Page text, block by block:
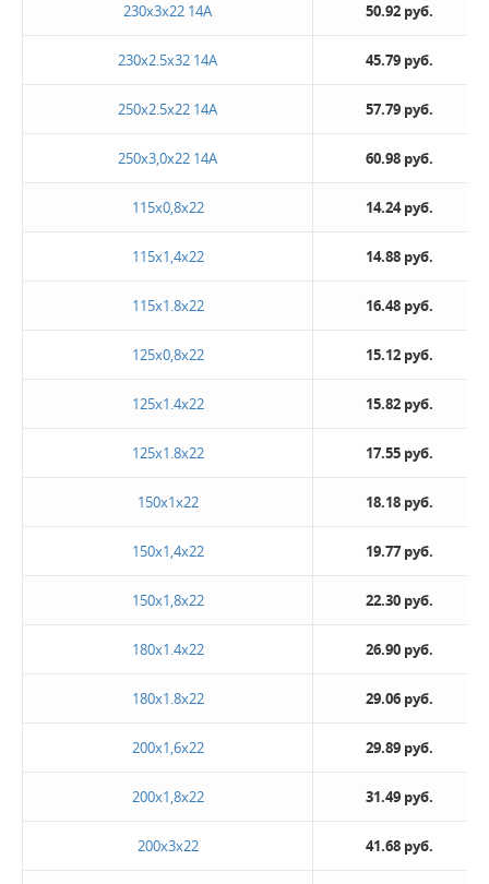
230х3х22 14А 50.92 руб.
230х2.5х32 14А 45.79 руб.
250х2.5х22 14А 57.79 руб.
250х3,0х22 14А 60.98 руб.
115x0,8x22 14.24 руб.
115x1,4x22 14.88 руб.
115x1.8x22 16.48 руб.
125х0,8х22 15.12 руб.
125x1.4x22 15.82 руб.
125x1.8x22 17.55 руб.
150х1х22 18.18 руб.
150х1,4х22 19.77 руб.
150х1,8х22 22.30 руб.
180х1.4х22 26.90 руб.
180х1.8х22 29.06 руб.
200х1,6х22 29.89 руб.
200х1,8х22 31.49 руб.
200х3х22 41.68 руб.